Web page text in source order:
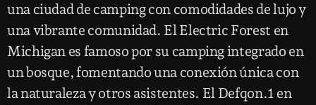
una ciudad de camping con comodidades de lujo y
una vibrante comunidad. El Electric Forest en
Michigan es famoso por su camping integrado en
un bosque, fomentando una conexión única con
la naturaleza y otros asistentes. El Defqon.1 en